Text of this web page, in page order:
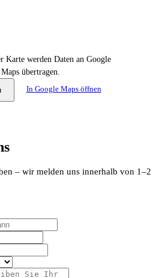
Karte werden Daten an Google
Maps übertragen.
In Google Maps öffnen
– wir melden uns innerhalb von 1–2